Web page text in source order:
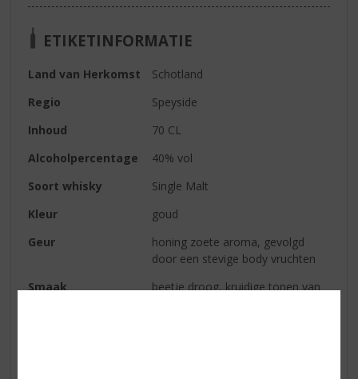
ETIKETINFORMATIE
Land van Herkomst
Schotland
Regio
Speyside
Inhoud
70 CL
Alcoholpercentage
40% vol
Soort whisky
Single Malt
Kleur
goud
Geur
honing zoete aroma, gevolgd
door een stevige body vruchten
Smaak
beetje droog, kruidige tonen van